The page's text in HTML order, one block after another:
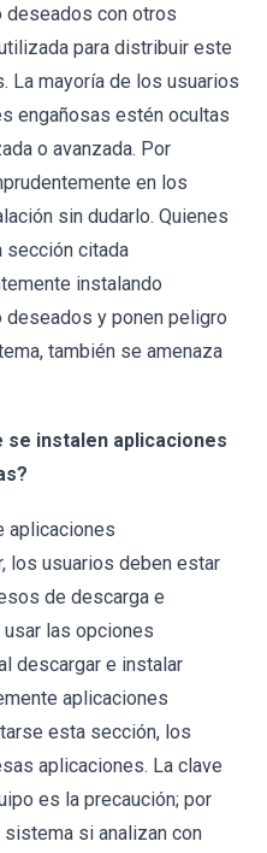
deseados con otros
para distribuir este
La mayoría de los usuarios
engañosas estén ocultas
o avanzada. Por
en los
sin dudarlo. Quienes
sección citada
instalando
y ponen peligro
también se amenaza
se instalen aplicaciones
aplicaciones
los usuarios deben estar
de descarga e
las opciones
descargar e instalar
aplicaciones
esta sección, los
aplicaciones. La clave
es la precaución; por
si analizan con